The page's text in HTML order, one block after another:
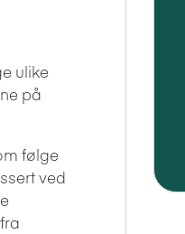
ulike
på
følge
ved